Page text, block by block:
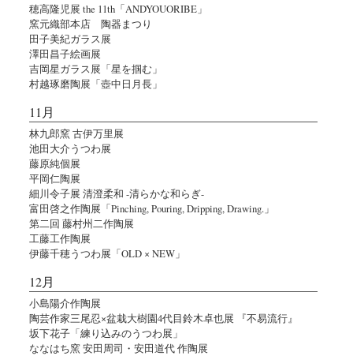
穂高隆児展 the 11th「ANDYOUORIBE」
窯元織部本店 陶器まつり
田子美紀ガラス展
澤田昌子絵画展
吉岡星ガラス展「星を掴む」
村越琢磨陶展「壺中日月長」
11月
林九郎窯 古伊万里展
池田大介うつわ展
藤原純個展
平岡仁陶展
細川令子展 清澄柔和 -清らかな和らぎ-
富田啓之作陶展「Pinching, Pouring, Dripping, Drawing.」
第二回 藤村州二作陶展
工藤工作陶展
伊藤千穂うつわ展「OLD × NEW」
12月
小島陽介作陶展
陶芸作家三尾忍×盆栽大樹園4代目鈴木卓也展 『不易流行』
坂下花子「練り込みのうつわ展」
ななはち窯 安田周司・安田道代 作陶展